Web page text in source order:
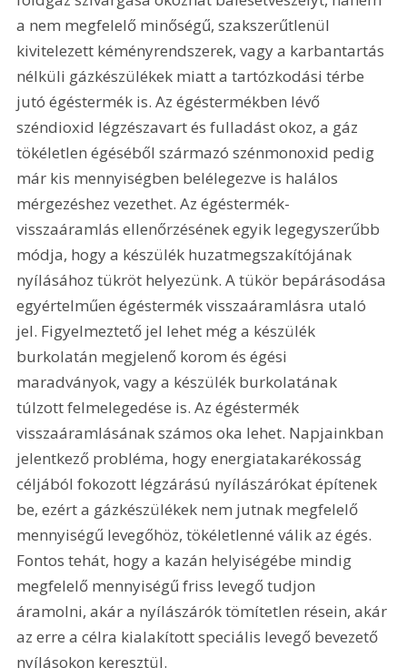
a nem megfelelő minőségű, szakszerűtlenül
kivitelezett kéményrendszerek, vagy a karbantartás
nélküli gázkészülékek miatt a tartózkodási térbe
jutó égéstermék is. Az égéstermékben lévő
széndioxid légzészavart és fulladást okoz, a gáz
tökéletlen égéséből származó szénmonoxid pedig
már kis mennyiségben belélegezve is halálos
mérgezéshez vezethet. Az égéstermék-
visszaáramlás ellenőrzésének egyik legegyszerűbb
módja, hogy a készülék huzatmegszakítójának
nyílásához tükröt helyezünk. A tükör bepárásodása
egyértelműen égéstermék visszaáramlásra utaló
jel. Figyelmeztető jel lehet még a készülék
burkolatán megjelenő korom és égési
maradványok, vagy a készülék burkolatának
túlzott felmelegedése is. Az égéstermék
visszaáramlásának számos oka lehet. Napjainkban
jelentkező probléma, hogy energiatakarékosság
céljából fokozott légzárású nyílászárókat építenek
be, ezért a gázkészülékek nem jutnak megfelelő
mennyiségű levegőhöz, tökéletlenné válik az égés.
Fontos tehát, hogy a kazán helyiségébe mindig
megfelelő mennyiségű friss levegő tudjon
áramolni, akár a nyílászárók tömítetlen résein, akár
az erre a célra kialakított speciális levegő bevezető
nyílásokon keresztül.